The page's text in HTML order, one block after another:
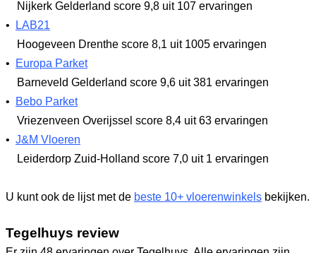
Nijkerk Gelderland score 9,8 uit 107 ervaringen
•
LAB21
Hoogeveen Drenthe score 8,1 uit 1005 ervaringen
•
Europa Parket
Barneveld Gelderland score 9,6 uit 381 ervaringen
•
Bebo Parket
Vriezenveen Overijssel score 8,4 uit 63 ervaringen
• J&M Vloeren
Leiderdorp Zuid-Holland score 7,0 uit 1 ervaringen
U kunt ook de lijst met de beste 10+ vloerenwinkels bekijken.
Tegelhuys review